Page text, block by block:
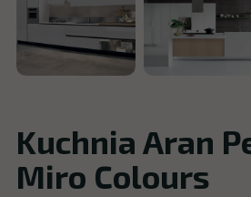
Kuchnia Aran
Miro Colours